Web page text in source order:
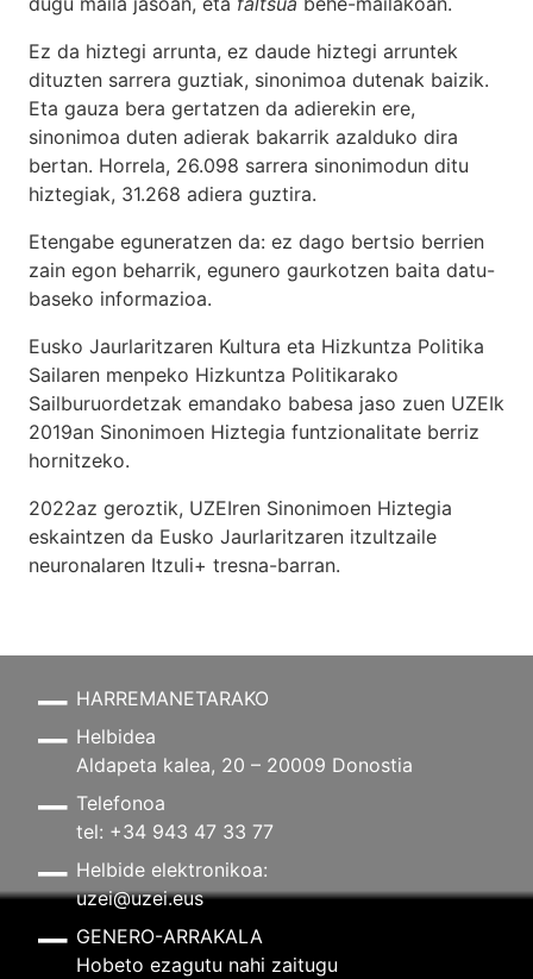
Ez da hiztegi arrunta, ez daude hiztegi arruntek
dituzten sarrera guztiak, sinonimoa dutenak baizik.
Eta gauza bera gertatzen da adierekin ere,
sinonimoa duten adierak bakarrik azalduko dira
bertan. Horrela, 26.098 sarrera sinonimodun ditu
hiztegiak, 31.268 adiera guztira.
Etengabe eguneratzen da: ez dago bertsio berrien
zain egon beharrik, egunero gaurkotzen baita datu-
baseko informazioa.
Eusko Jaurlaritzaren Kultura eta Hizkuntza Politika
Sailaren menpeko Hizkuntza Politikarako
Sailburuordetzak emandako babesa jaso zuen UZEIk
2019an Sinonimoen Hiztegia funtzionalitate berriz
hornitzeko.
2022az geroztik, UZEIren Sinonimoen Hiztegia
eskaintzen da Eusko Jaurlaritzaren itzultzaile
neuronalaren Itzuli+ tresna-barran.
HARREMANETARAKO
Helbidea
Aldapeta kalea, 20 – 20009 Donostia
Telefonoa
tel: +34 943 47 33 77
Helbide elektronikoa:
uzei@uzei.eus
GENERO-ARRAKALA
Hobeto ezagutu nahi zaitugu